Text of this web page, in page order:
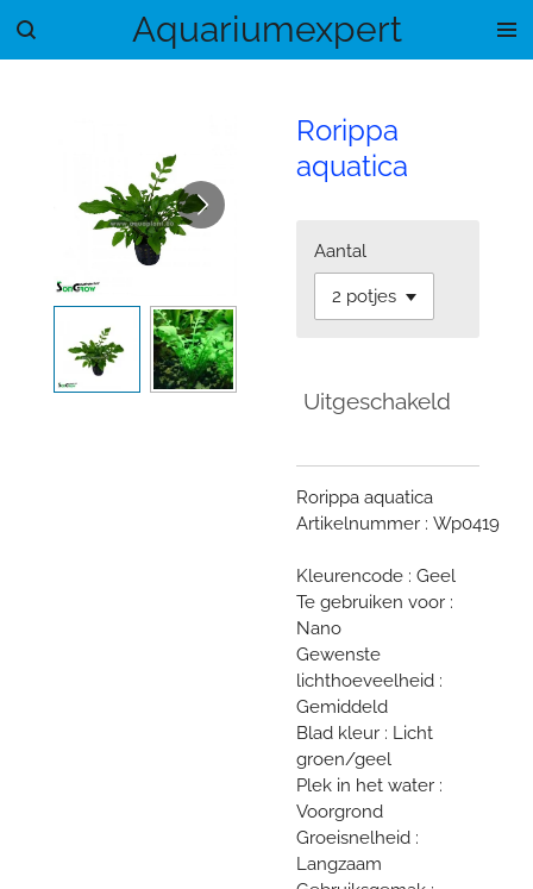
Ga
Aquariumexpert
Rorippa
aquatica
Aantal
Uitgeschakeld
Rorippa aquatica
Artikelnummer : Wp0419
Kleurencode : Geel
Te gebruiken voor :
Nano
Gewenste
lichthoeveelheid :
Gemiddeld
Blad kleur : Licht
groen/geel
Plek in het water :
Voorgrond
Groeisnelheid :
Langzaam